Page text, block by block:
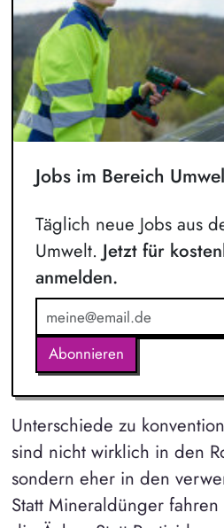
Jobs im Bereich
Täglich neue Jobs aus
Umwelt. Jetzt für
anmelden.
Abonnieren
Unterschiede zu
sind nicht wirklich in den
sondern eher in den
Statt Mineraldünger